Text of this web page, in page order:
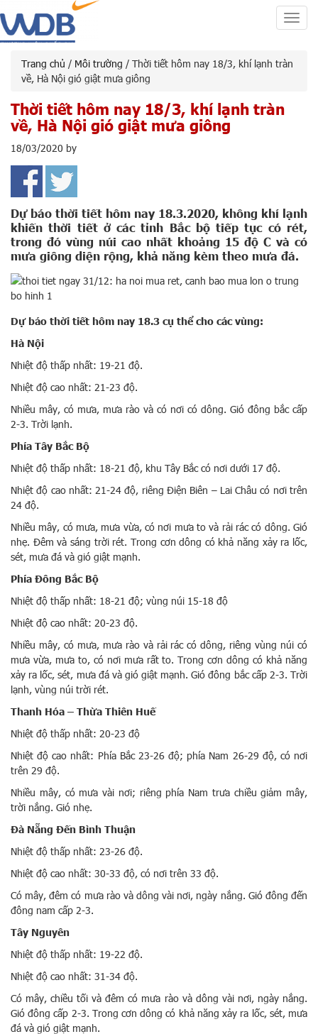
Trang chủ / Môi trường / Thời tiết hôm nay 18/3, khí lạnh tràn
về, Hà Nội gió giật mưa giông
Thời tiết hôm nay 18/3, khí lạnh tràn
về, Hà Nội gió giật mưa giông
18/03/2020 by
Dự báo thời tiết hôm nay 18.3.2020, không khí lạnh
khiến thời tiết ở các tỉnh Bắc bộ tiếp tục có rét,
trong đó vùng núi cao nhất khoảng 15 độ C và có
mưa giông diện rộng, khả năng kèm theo mưa đá.
Dự báo thời tiết hôm nay 18.3 cụ thể cho các vùng:
Hà Nội
Nhiệt độ thấp nhất: 19-21 độ.
Nhiệt độ cao nhất: 21-23 độ.
Nhiều mây, có mưa, mưa rào và có nơi có dông. Gió đông bắc cấp
2-3. Trời lạnh.
Phía Tây Bắc Bộ
Nhiệt độ thấp nhất: 18-21 độ, khu Tây Bắc có nơi dưới 17 độ.
Nhiệt độ cao nhất: 21-24 độ, riêng Điện Biên – Lai Châu có nơi trên
24 độ.
Nhiều mây, có mưa, mưa vừa, có nơi mưa to và rải rác có dông. Gió
nhẹ. Đêm và sáng trời rét. Trong cơn dông có khả năng xảy ra lốc,
sét, mưa đá và gió giật mạnh.
Phía Đông Bắc Bộ
Nhiệt độ thấp nhất: 18-21 độ; vùng núi 15-18 độ
Nhiệt độ cao nhất: 20-23 độ.
Nhiều mây, có mưa, mưa rào và rải rác có dông, riêng vùng núi có
mưa vừa, mưa to, có nơi mưa rất to. Trong cơn dông có khả năng
xảy ra lốc, sét, mưa đá và gió giật mạnh. Gió đông bắc cấp 2-3. Trời
lạnh, vùng núi trời rét.
Thanh Hóa – Thừa Thiên Huế
Nhiệt độ thấp nhất: 20-23 độ
Nhiệt độ cao nhất: Phía Bắc 23-26 độ; phía Nam 26-29 độ, có nơi
trên 29 độ.
Nhiều mây, có mưa vài nơi; riêng phía Nam trưa chiều giảm mây,
trời nắng. Gió nhẹ.
Đà Nẵng Đến Bình Thuận
Nhiệt độ thấp nhất: 23-26 độ.
Nhiệt độ cao nhất: 30-33 độ, có nơi trên 33 độ.
Có mây, đêm có mưa rào và dông vài nơi, ngày nắng. Gió đông đến
đông nam cấp 2-3.
Tây Nguyên
Nhiệt độ thấp nhất: 19-22 độ.
Nhiệt độ cao nhất: 31-34 độ.
Có mây, chiều tối và đêm có mưa rào và dông vài nơi, ngày nắng.
Gió đông cấp 2-3. Trong cơn dông có khả năng xảy ra lốc, sét, mưa
đá và gió giật mạnh.